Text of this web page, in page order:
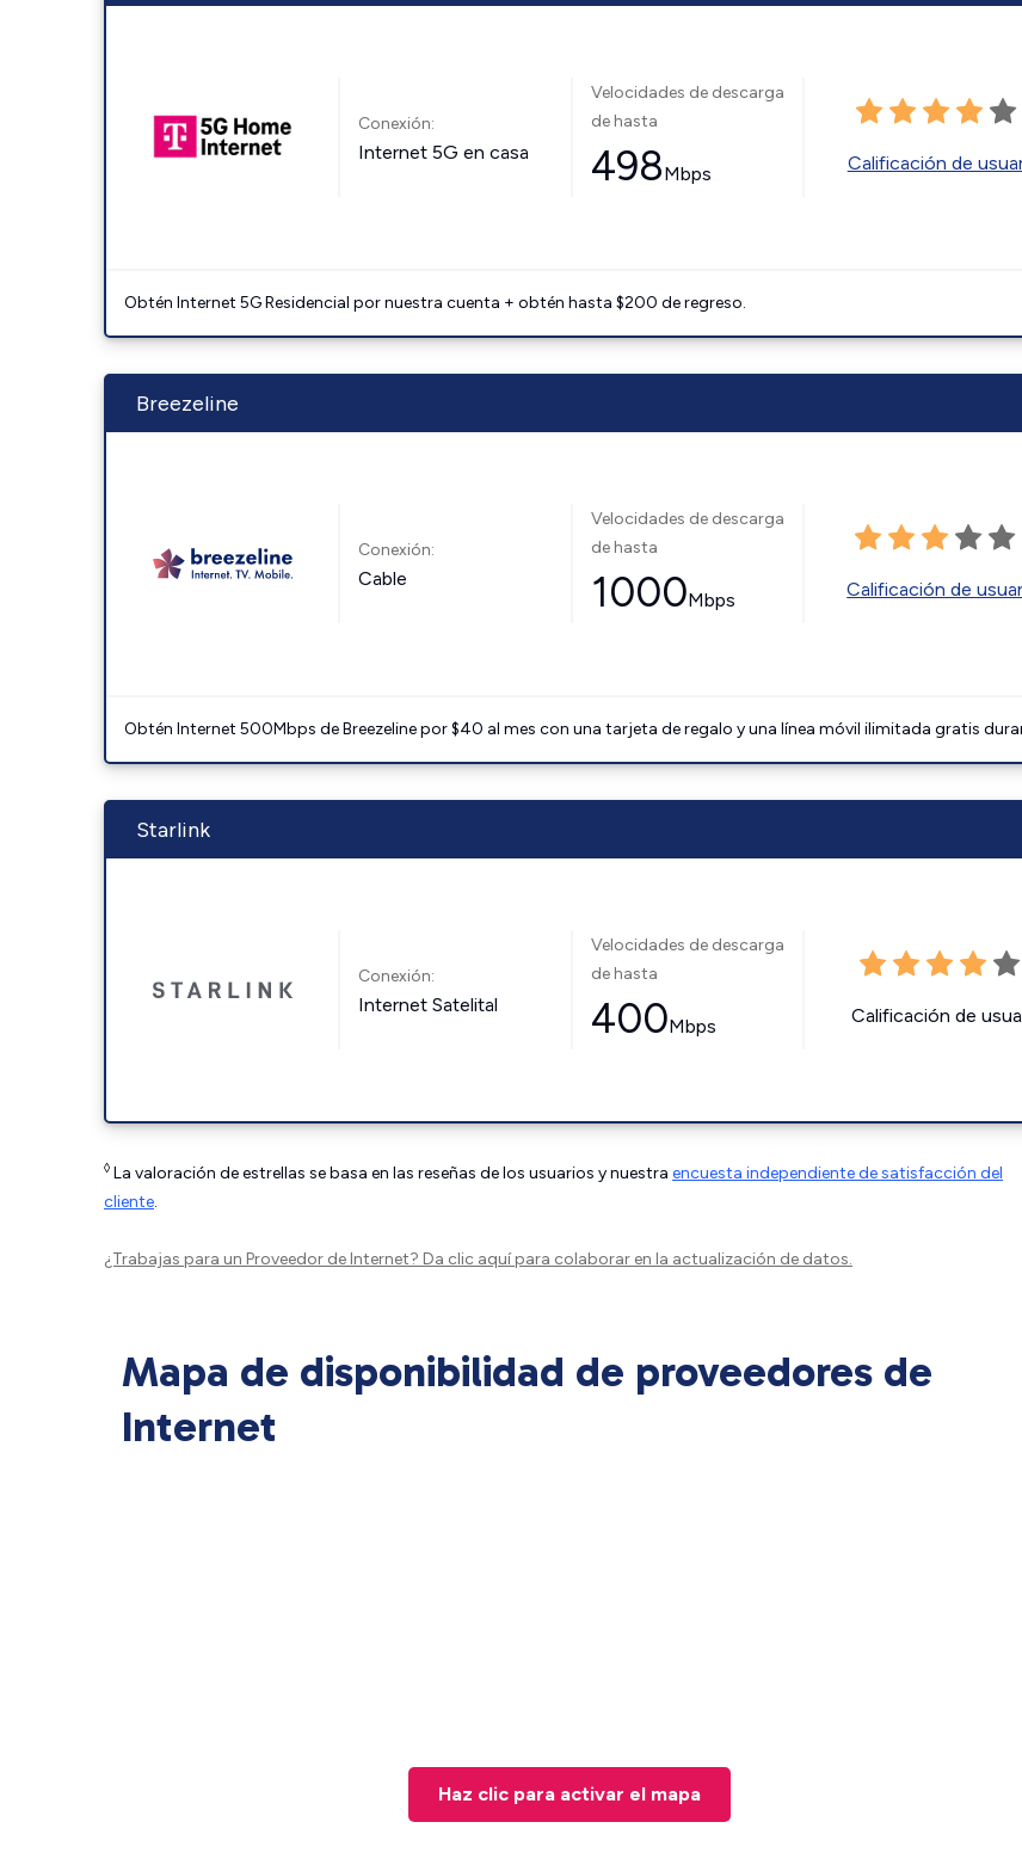
Conexión:
Internet 5G en casa
Velocidades de descarga
de hasta
498Mbps Calificación de
Obtén Internet 5G Residencial por nuestra cuenta + obtén hasta $200 de regreso.
Breezeline
Conexión:
Cable
Velocidades de descarga
de hasta
1000Mbps Calificación de
Obtén Internet 500Mbps de Breezeline por $40 al mes con una tarjeta de regalo y una línea móvil ilimitada gratis
Starlink
Conexión:
Internet Satelital
Velocidades de descarga
de hasta
400Mbps Calificación de
◊ La valoración de estrellas se basa en las reseñas de los usuarios y nuestra encuesta independiente de satisfacción del
cliente.
¿Trabajas para un Proveedor de Internet? Da clic aquípara colaborar en la actualización de datos.
Mapa de disponibilidad de proveedores de
Internet
Haz clic para activar el mapa